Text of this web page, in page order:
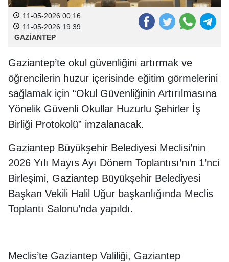
11-05-2026 00:16
11-05-2026 19:39
GAZİANTEP
Gaziantep’te okul güvenliğini artırmak ve
öğrencilerin huzur içerisinde eğitim görmelerini
sağlamak için “Okul Güvenliğinin Artırılmasına
Yönelik Güvenli Okullar Huzurlu Şehirler İş
Birliği Protokolü” imzalanacak.
Gaziantep Büyükşehir Belediyesi Meclisi’nin
2026 Yılı Mayıs Ayı Dönem Toplantısı’nın 1’nci
Birleşimi, Gaziantep Büyükşehir Belediyesi
Başkan Vekili Halil Uğur başkanlığında Meclis
Toplantı Salonu’nda yapıldı.
Meclis’te Gaziantep Valiliği, Gaziantep